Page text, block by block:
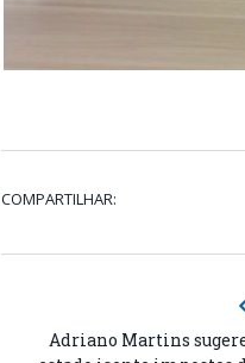
COMPARTILHAR:
Adriano Martins